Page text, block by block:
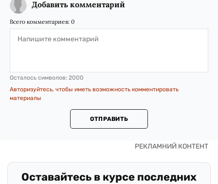
Добавить комментарий
Всего комментариев: 0
Осталось символов: 2000
Авторизуйтесь, чтобы иметь возможность комментировать
материалы
ОТПРАВИТЬ
Оставайтесь в курсе последних